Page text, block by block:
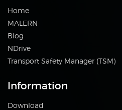
Home
MALERN
Blog
NDrive
Transport Safety Manager (TSM)
Information
Download